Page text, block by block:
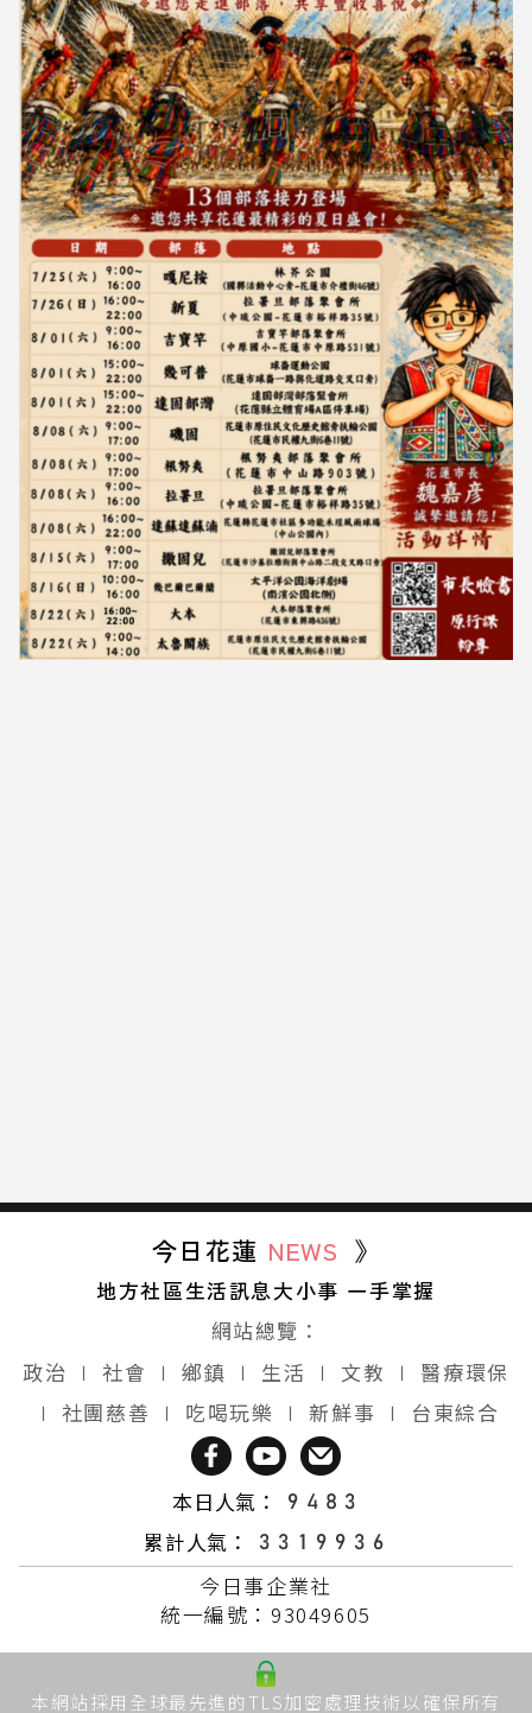
今日花蓮 NEWS 》
地方社區生活訊息大小事 一手掌握
網站總覽：
政治 ∣ 社會 ∣ 鄉鎮 ∣ 生活 ∣ 文教 ∣
醫療環保
∣ 社團慈善 ∣ 吃喝玩樂 ∣ 新鮮事 ∣ 台東綜合
本日人氣：
累計人氣：
今日事企業社
統一編號：93049605
本網站採用全球最先進的TLS加密處理技術以確保所有